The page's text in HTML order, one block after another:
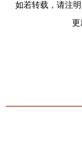
如若转载，请注
更